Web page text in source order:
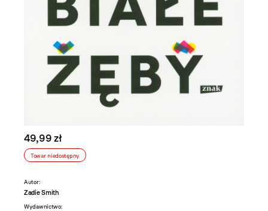
49,99 zł
Towar niedostępny
Autor:
Zadie Smith
Wydawnictwo: